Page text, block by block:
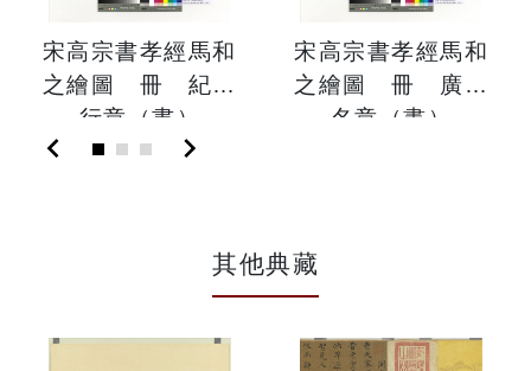
宋高宗書孝經馬和
之繪圖 冊 紀孝
行章（書）
宋高宗書孝經馬和
之繪圖 冊 廣揚
名章（畫）
chevron_left chevron_right
其他典藏